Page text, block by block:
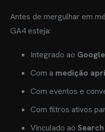
Antes de mergulhar em
GA4 esteja:
Integrado ao
Com a medição
Com eventos e
Com filtros ativos
Vinculado ao